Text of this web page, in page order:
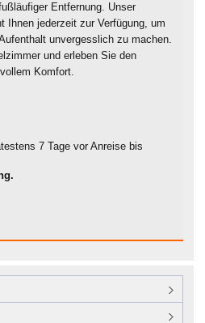
Entfernung. Unser
Ihnen jederzeit zur Verfügung, um
unvergesslich zu machen.
und erleben Sie den
Komfort.
7 Tage vor Anreise bis